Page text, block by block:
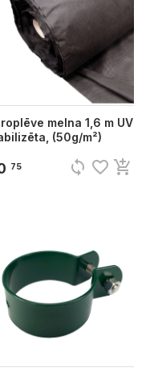
melna 1,6 m UV
(50g/m²)
75 sync favorite_border add_shopping_cart